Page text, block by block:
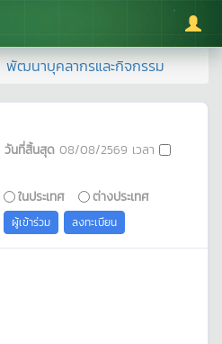
พัฒนาบุคลากรและกิจกรรม
วันที่สิ้นสุด 08/08/2569 เวลา
ในประเทศ ต่างประเทศ
ผู้เข้าร่วม ลงทะเบียน